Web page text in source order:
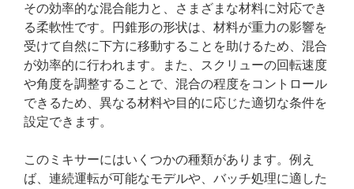
その効率的な混合能力と、さまざまな材料に対応でき
る柔軟性です。円錐形の形状は、材料が重力の影響を
受けて自然に下方に移動することを助けるため、混合
が効率的に行われます。また、スクリューの回転速度
や角度を調整することで、混合の程度をコントロール
できるため、異なる材料や目的に応じた適切な条件を
設定できます。
このミキサーにはいくつかの種類があります。例え
ば、連続運転が可能なモデルや、バッチ処理に適した